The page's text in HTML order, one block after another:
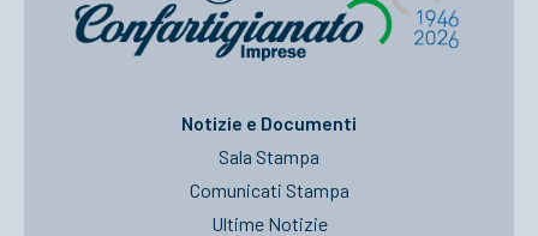
Notizie e Documenti
Sala Stampa
Comunicati Stampa
Ultime Notizie